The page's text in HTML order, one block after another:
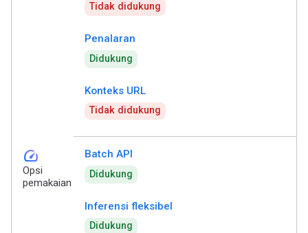
Tidak didukung
Penalaran
Didukung
Konteks URL
Tidak didukung
speed
Opsi
pemakaian
Batch API
Didukung
Inferensi fleksibel
Didukung